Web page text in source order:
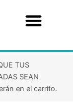
TUS
SEAN
en el carrito.